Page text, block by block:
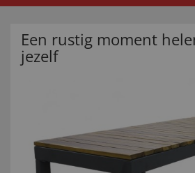
Een rustig moment
jezelf